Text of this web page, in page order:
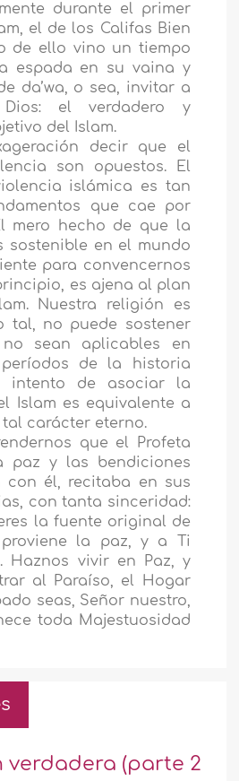
durante el primer
el de los Califas Bien
de ello vino un tiempo
espada en su vaina y
da’wa, o sea, invitar a
el verdadero y
del Islam.
decir que el
son opuestos. El
islámica es tan
que cae por
mero hecho de que la
sostenible en el mundo
para convencernos
es ajena al plan
Nuestra religión es
tal, no puede sostener
sean aplicables en
períodos de la historia
intento de asociar la
Islam es equivalente a
carácter eterno.
que el Profeta
paz y las bendiciones
con él, recitaba en sus
con tanta sinceridad:
eres la fuente original de
la paz, y a Ti
Haznos vivir en Paz, y
al Paraíso, el Hogar
seas, Señor nuestro,
toda Majestuosidad
verdadera (parte 2